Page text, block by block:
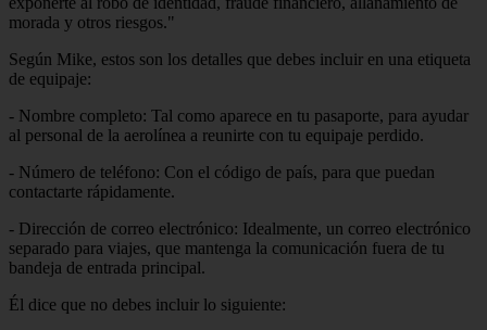
morada y otros riesgos."
Según Mike, estos son los detalles que debes incluir en una etiqueta
de equipaje:
- Nombre completo: Tal como aparece en tu pasaporte, para ayudar
al personal de la aerolínea a reunirte con tu equipaje perdido.
- Número de teléfono: Con el código de país, para que puedan
contactarte rápidamente.
- Dirección de correo electrónico: Idealmente, un correo electrónico
separado para viajes, que mantenga la comunicación fuera de tu
bandeja de entrada principal.
Él dice que no debes incluir lo siguiente: